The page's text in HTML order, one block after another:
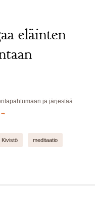
eläinten
ja järjestää
→
Kivistö meditaatio